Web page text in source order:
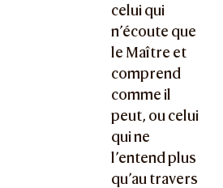
celui qui
n’écoute que
le Maître et
comprend
comme il
peut, ou celui
qui ne
l’entend plus
qu’au travers